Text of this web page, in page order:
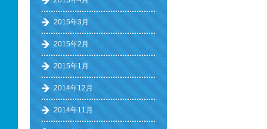
2015年3月
2015年2月
2015年1月
2014年12月
2014年11月